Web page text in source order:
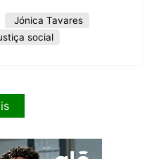
Jónica Tavares
social